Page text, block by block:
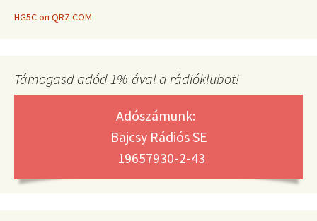
HG5C on QRZ.COM
Támogasd adód 1%-ával a rádióklubot!
Adószámunk:
Bajcsy Rádiós SE
19657930-2-43